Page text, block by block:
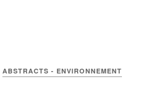
ABSTRACTS - ENVIRONNEMENT